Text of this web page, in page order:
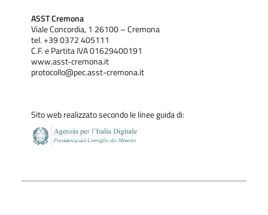
ASST Cremona
Viale Concordia, 1 26100 – Cremona
tel. +39 0372 405111
C.F. e Partita IVA 01629400191
www.asst‐cremona.it
protocollo@pec.asst-cremona.it
Sito web realizzato secondo le linee guida di: